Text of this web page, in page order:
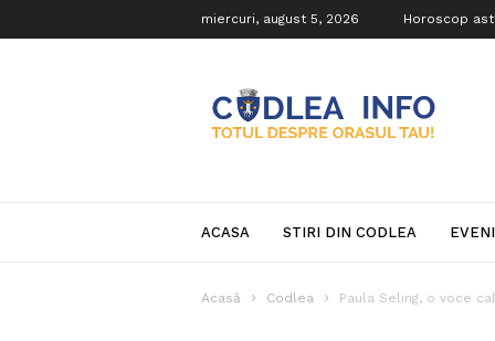
miercuri, august 5, 2026 Horoscop
Info
ACASA STIRI DIN CODLEA
Acasă Codlea Paula Seling, o voce